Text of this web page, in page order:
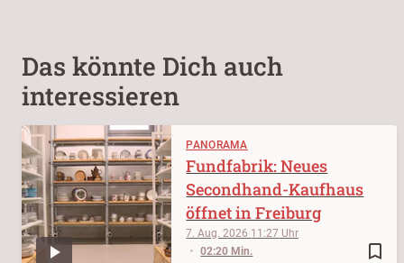
Das könnte Dich auch
interessieren
PANORAMA
bookmark_border
7. Aug. 2026 11:27
02:20 Min.
Fundfabrik: Neues
Secondhand-Kaufhaus
öffnet in Freiburg